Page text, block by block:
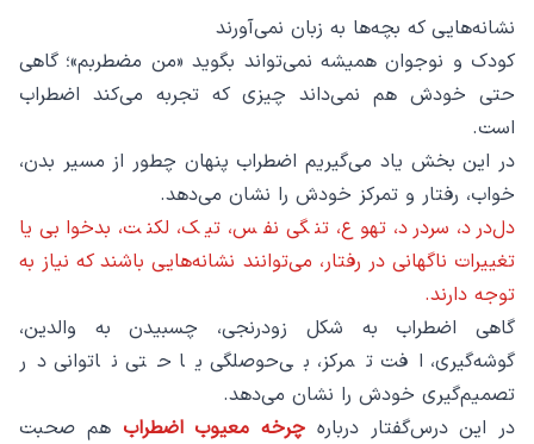
نشانه‌هایی که بچه‌ها به زبان نمی‌آورند
کودک و نوجوان همیشه نمی‌تواند بگوید «من مضطربم»؛ گاهی
حتی خودش هم نمی‌داند چیزی که تجربه می‌کند اضطراب
است.
در این بخش یاد می‌گیریم اضطراب پنهان چطور از مسیر بدن،
خواب، رفتار و تمرکز خودش را نشان می‌دهد.
دل‌درد، سردرد، تهوع، تنگی نفس، تیک، لکنت، بدخوابی یا
تغییرات ناگهانی در رفتار، می‌توانند نشانه‌هایی باشند که نیاز به
توجه دارند.
گاهی اضطراب به شکل زودرنجی، چسبیدن به والدین،
گوشه‌گیری، افت تمرکز، بی‌حوصلگی یا حتی ناتوانی در
تصمیم‌گیری خودش را نشان می‌دهد.
در این درس‌گفتار درباره چرخه معیوب اضطراب هم صحبت